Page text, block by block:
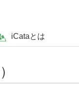
iCataとは